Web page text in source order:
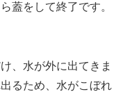
蓋をして終了です。
、水が外に出てきま
るため、水がこぼれ